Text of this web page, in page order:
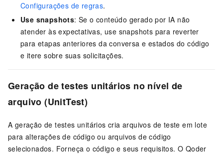
Configurações de regras.
Use snapshots: Se o conteúdo gerado por IA não
atender às expectativas, use snapshots para reverter
para etapas anteriores da conversa e estados do código
e itere sobre suas solicitações.
Geração de testes unitários no nível de
arquivo (UnitTest)
A geração de testes unitários cria arquivos de teste em lote
para alterações de código ou arquivos de código
selecionados. Forneça o código e seus requisitos. O Qoder